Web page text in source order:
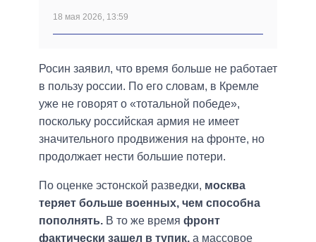
18 мая 2026, 13:59
Росин заявил, что время больше не работает
в пользу россии. По его словам, в Кремле
уже не говорят о «тотальной победе»,
поскольку российская армия не имеет
значительного продвижения на фронте, но
продолжает нести большие потери.
По оценке эстонской разведки, москва
теряет больше военных, чем способна
пополнять. В то же время фронт
фактически зашел в тупик, а массовое